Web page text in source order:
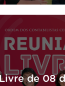
de 08